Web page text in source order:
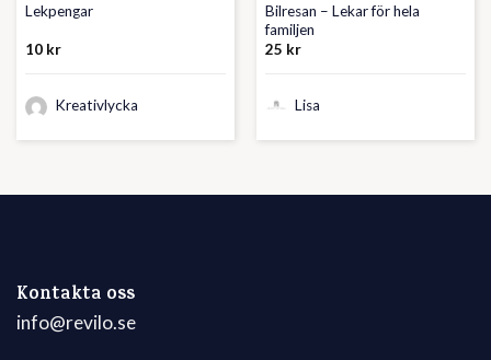
Lekpengar
10 kr
Kreativlycka
Bilresan – Lekar för hela
familjen
25 kr
Lisa
Kontakta oss
info@revilo.se